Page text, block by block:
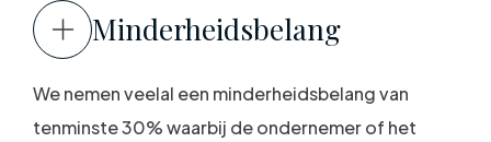
Minderheidsbelang
We nemen veelal een minderheidsbelang van
tenminste 30% waarbij de ondernemer of het